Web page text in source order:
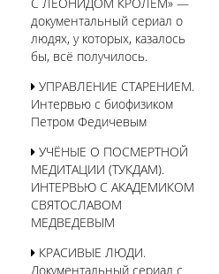
документальный сериал о
людях, у которых, казалось
бы, всё получилось.
УПРАВЛЕНИЕ СТАРЕНИЕМ.
Интервью с биофизиком
Петром Федичевым
УЧЁНЫЕ О ПОСМЕРТНОЙ
МЕДИТАЦИИ (ТУКДАМ).
ИНТЕРВЬЮ С АКАДЕМИКОМ
СВЯТОСЛАВОМ
МЕДВЕДЕВЫМ
КРАСИВЫЕ ЛЮДИ.
Документальный сериал с